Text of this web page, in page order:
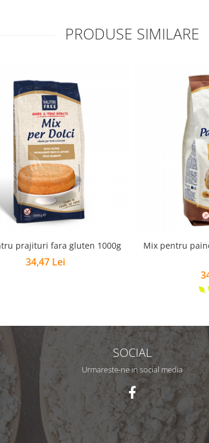
PRODUSE SIMILARE
prajituri fara gluten 1000g
34,47 Lei
Mix pentru
SOCIAL
Urmareste-ne in social media